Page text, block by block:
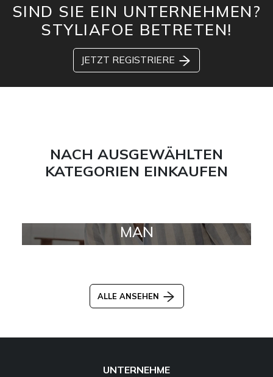
SIND SIE EIN UNTERNEHMEN?
STYLIAFOE BETRETEN!
JETZT REGISTRIERE
NACH AUSGEWÄHLTEN
KATEGORIEN EINKAUFEN
MAN
ALLE ANSEHEN
UNTERNEHME